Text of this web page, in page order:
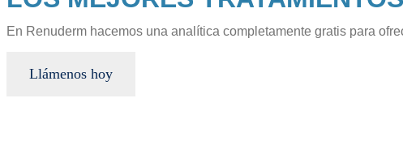
En Renuderm hacemos una analítica completamente gratis para
Llámenos hoy